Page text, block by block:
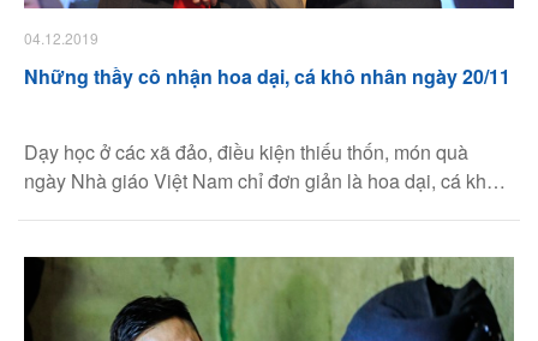
04.12.2019
Những thầy cô nhận hoa dại, cá khô nhân ngày 20/11
Dạy học ở các xã đảo, điều kiện thiếu thốn, món quà
ngày Nhà giáo Việt Nam chỉ đơn giản là hoa dại, cá khô,